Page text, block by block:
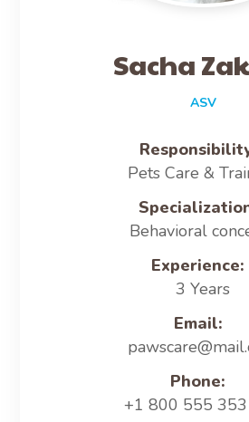
Sacha
ASV
Pets Care &
Behavioral
Experience:
3 Years
Email:
Phone:
+1 800 555